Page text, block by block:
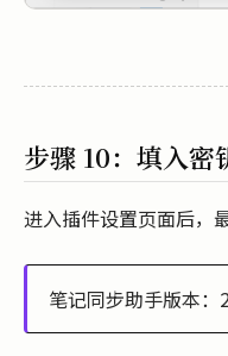
步骤 10：填入密
进入插件设置页面后，
笔记同步助手版本